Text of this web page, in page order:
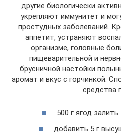
другие биологически
укрепляют иммунитет и
простудных заболеваний.
аппетит, устраняют
организме, головные
пищеварительной и
брусничной настойки
аромат и вкус с горчинкой.
средства
500 г ягод
добавить 5 г